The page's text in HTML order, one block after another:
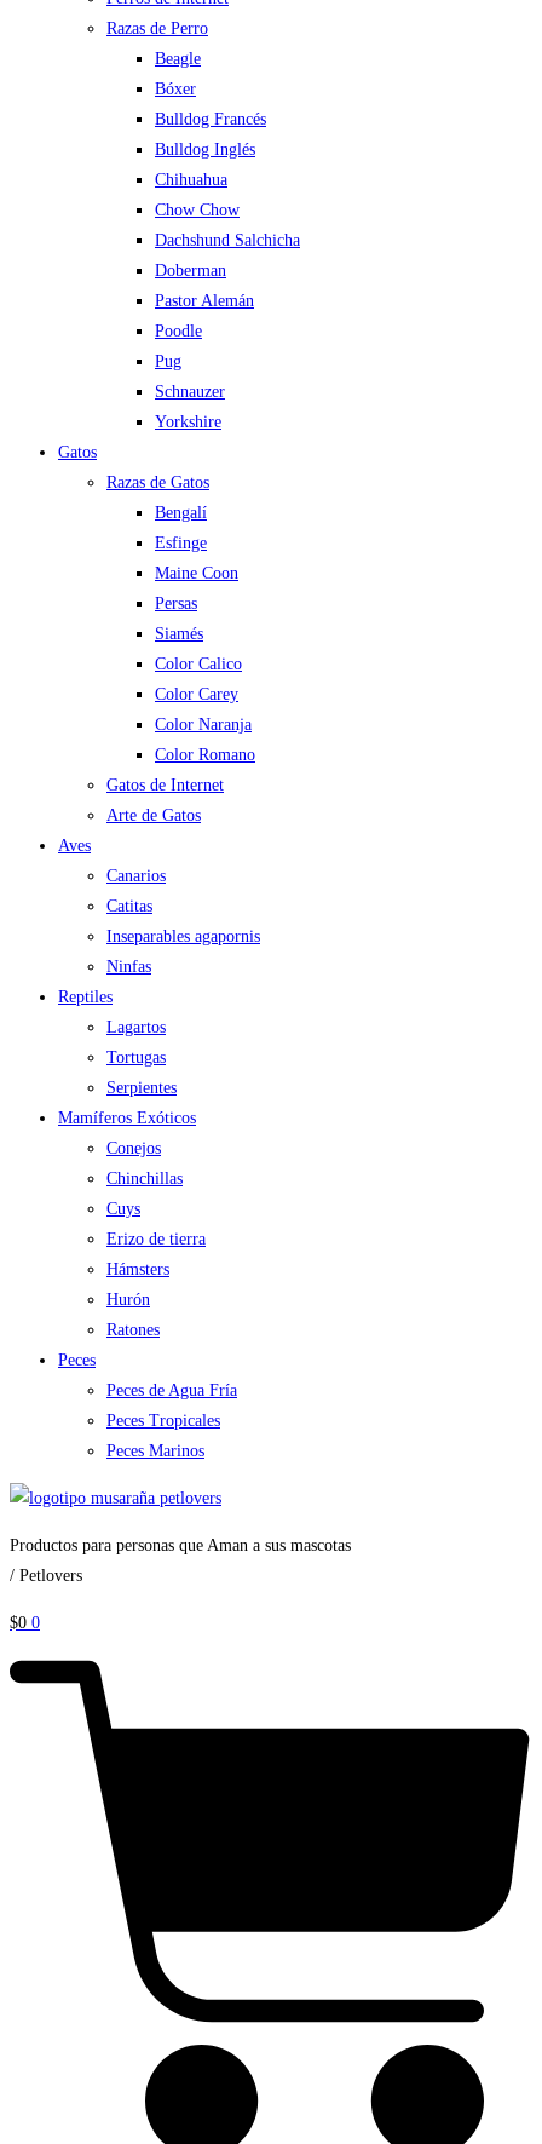
Razas de Perro
Beagle
Bóxer
Bulldog Francés
Bulldog Inglés
Chihuahua
Chow Chow
Dachshund Salchicha
Doberman
Pastor Alemán
Poodle
Pug
Schnauzer
Yorkshire
Gatos
Razas de Gatos
Bengalí
Esfinge
Maine Coon
Persas
Siamés
Color Calico
Color Carey
Color Naranja
Color Romano
Gatos de Internet
Arte de Gatos
Aves
Canarios
Catitas
Inseparables agapornis
Ninfas
Reptiles
Lagartos
Tortugas
Serpientes
Mamíferos Exóticos
Conejos
Chinchillas
Cuys
Erizo de tierra
Hámsters
Hurón
Ratones
Peces
Peces de Agua Fría
Peces Tropicales
Peces Marinos
Productos para personas que Aman a sus mascotas
/ Petlovers
$0 0